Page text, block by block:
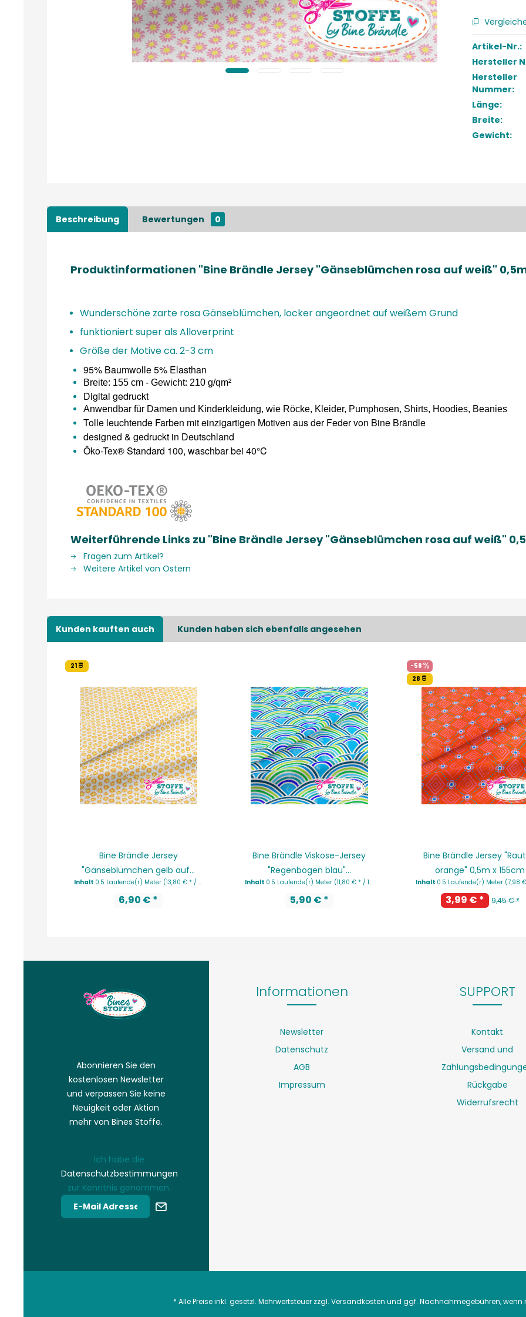
Artikel-Nr.:
Hersteller
Hersteller
Nummer:
Länge:
Breite:
Gewicht:
Beschreibung Bewertungen 0
Produktinformationen "Bine Brändle Jersey "Gänseblümchen rosa auf weiß"
Wunderschöne zarte rosa Gänseblümchen, locker angeordnet auf weißem Grund
funktioniert super als Alloverprint
Größe der Motive ca. 2-3 cm
95% Baumwolle 5% Elasthan
Breite: 155 cm - Gewicht: 210 g/qm²
Digital gedruckt
Anwendbar für Damen und Kinderkleidung, wie Röcke, Kleider, Pumphosen, Shirts, Hoodies, Beanies
Tolle leuchtende Farben mit einzigartigen Motiven aus der Feder von Bine Brändle
designed & gedruckt in Deutschland
Öko-Tex® Standard 100, waschbar bei 40°C
Weiterführende Links zu "Bine Brändle Jersey "Gänseblümchen rosa auf weiß"
Fragen zum Artikel?
Weitere Artikel von Ostern
Kunden kauften auch Kunden haben sich ebenfalls angesehen
21
Bine Brändle Jersey
"Gänseblümchen gelb auf...
Inhalt 0.5 Laufende(r) Meter (13,80 € * / 1 Laufende(r) Meter)
6,90 € *
Bine Brändle Viskose-Jersey
"Regenbögen blau"...
Inhalt 0.5 Laufende(r) Meter (11,80 € * / 1 Laufende(r) Meter)
5,90 € *
-58
28
Bine Brändle Jersey
orange" 0,5m x 155cm
Inhalt 0.5 Laufende(r) Meter (7,98 € * / 1
3,99 € * 9,45 € *
SUPPORT
Kontakt
Versand und
Rückgabe
Widerrufsrecht
Informationen
Newsletter
Datenschutz
AGB
Impressum
Abonnieren Sie den
kostenlosen Newsletter
und verpassen Sie keine
Neuigkeit oder Aktion
mehr von Bines Stoffe.
Ich habe die
Datenschutzbestimmungen
zur Kenntnis genommen.
* Alle Preise inkl. gesetzl. Mehrwertsteuer zzgl. Versandkosten und ggf. Nachnahmegebühren, wenn